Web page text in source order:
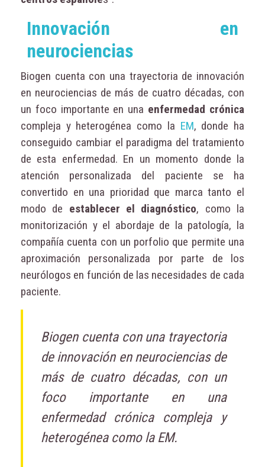
Innovación en
neurociencias
Biogen cuenta con una trayectoria de innovación
en neurociencias de más de cuatro décadas, con
un foco importante en una enfermedad crónica
compleja y heterogénea como la EM, donde ha
conseguido cambiar el paradigma del tratamiento
de esta enfermedad. En un momento donde la
atención personalizada del paciente se ha
convertido en una prioridad que marca tanto el
modo de establecer el diagnóstico, como la
monitorización y el abordaje de la patología, la
compañía cuenta con un porfolio que permite una
aproximación personalizada por parte de los
neurólogos en función de las necesidades de cada
paciente.
Biogen cuenta con una trayectoria
de innovación en neurociencias de
más de cuatro décadas, con un
foco importante en una
enfermedad crónica compleja y
heterogénea como la EM.